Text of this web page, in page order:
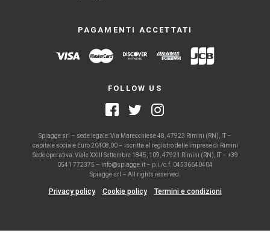
PAGAMENTI ACCETTATI
FOLLOW US
Spiagge srl – sede legale: Via Marecchiese 48, 47923 Rimini (RN), IT –
capitale sociale Euro 20408,00 – iscritta al registro delle imprese di Rimini
Sede operativa: Viale XXIII Settembre 1845, 109, 47921 Rimini (RN), IT – +39
0541 772375 – info@spiagge.it – p.i./c.f. 04536640404
Spiagge srl – All rights reserved.
Privacy policy Cookie policy Termini e condizioni